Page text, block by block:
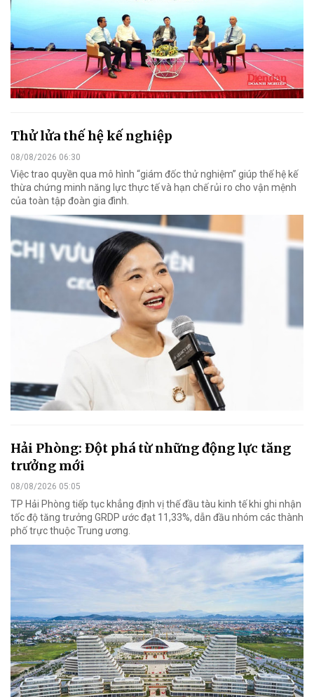
Thử lửa thế hệ kế nghiệp
08/08/2026 06:30
Việc trao quyền qua mô hình “giám đốc thử nghiệm” giúp thế hệ kế
thừa chứng minh năng lực thực tế và hạn chế rủi ro cho vận mệnh
của toàn tập đoàn gia đình.
Hải Phòng: Đột phá từ những động lực tăng
trưởng mới
08/08/2026 05:05
TP Hải Phòng tiếp tục khẳng định vị thế đầu tàu kinh tế khi ghi nhận
tốc độ tăng trưởng GRDP ước đạt 11,33%, dẫn đầu nhóm các thành
phố trực thuộc Trung ương.